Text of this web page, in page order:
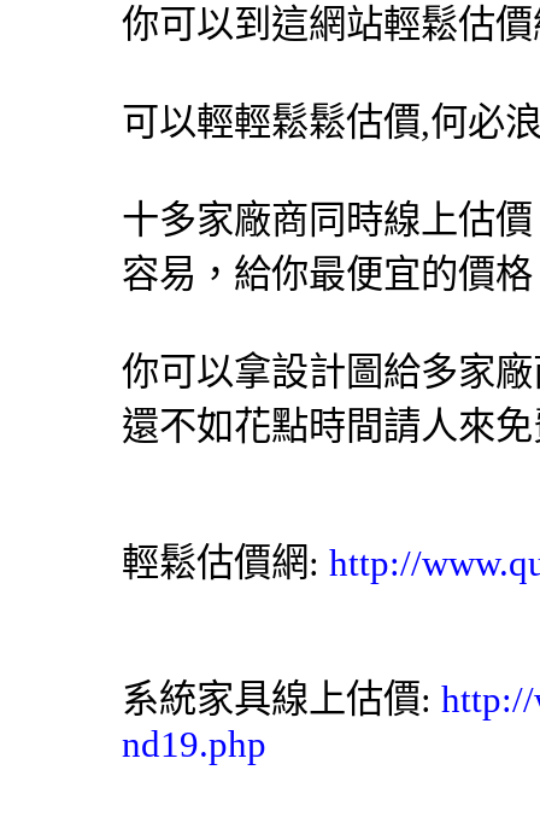
你可以到這網站輕鬆估
可以輕輕鬆鬆估價,何必
十多家廠商同時線上估
容易，給你最便宜的價
你可以拿設計圖給多家
還不如花點時間請人來
輕鬆估價網: http://
系統家具線上估價: http://
nd19.php